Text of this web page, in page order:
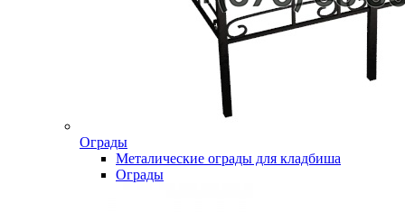
Ограды
Металические ограды для кладбиша
Ограды